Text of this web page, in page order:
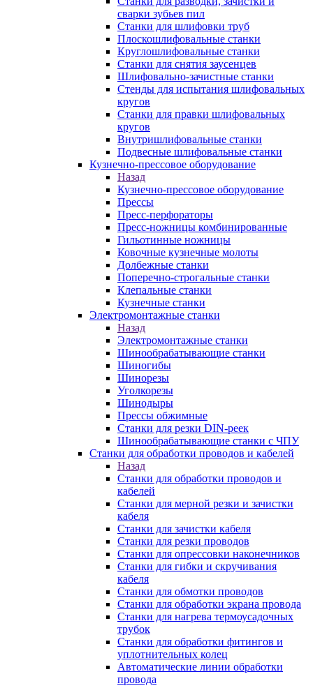
сварки зубьев пил
Станки для шлифовки труб
Плоскошлифовальные станки
Круглошлифовальные станки
Станки для снятия заусенцев
Шлифовально-зачистные станки
Стенды для испытания шлифовальных
кругов
Станки для правки шлифовальных
кругов
Внутришлифовальные станки
Подвесные шлифовальные станки
Кузнечно-прессовое оборудование
Назад
Кузнечно-прессовое оборудование
Прессы
Пресс-перфораторы
Пресс-ножницы комбинированные
Гильотинные ножницы
Ковочные кузнечные молоты
Долбежные станки
Поперечно-строгальные станки
Клепальные станки
Кузнечные станки
Электромонтажные станки
Назад
Электромонтажные станки
Шинообрабатывающие станки
Шиногибы
Шинорезы
Уголкорезы
Шинодыры
Прессы обжимные
Станки для резки DIN-реек
Шинообрабатывающие станки с ЧПУ
Станки для обработки проводов и кабелей
Назад
Станки для обработки проводов и
кабелей
Станки для мерной резки и зачистки
кабеля
Станки для зачистки кабеля
Станки для резки проводов
Станки для опрессовки наконечников
Станки для гибки и скручивания
кабеля
Станки для обмотки проводов
Станки для обработки экрана провода
Станки для нагрева термоусадочных
трубок
Станки для обработки фитингов и
уплотнительных колец
Автоматические линии обработки
провода